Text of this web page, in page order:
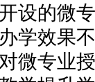
设的微
学效果
微专业